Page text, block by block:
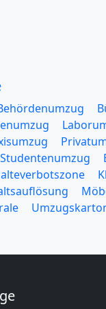
Studentenumzug